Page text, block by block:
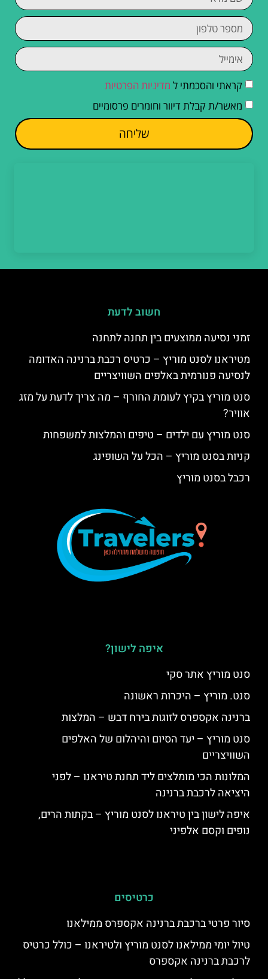
קראתי והסכמתי ל מדיניות הפרטיות
מאשר/ת קבלת דיוור וחומרים פרסומיים
שליחה
חשוב לדעת
זמני נסיעה ממוצעים בין תחנה לתחנה
מטיראנו לסנט מוריץ – כרטיס רכבת ברנינה האדומה
לנסיעה פנורמית באלפים השוויצריים
סנט מוריץ בקיץ לעומת החורף – מה צריך לדעת על מזג
אוויר?
סנט מוריץ עם ילדים – טיפים והמלצות למשפחות
קניות בסנט מוריץ – הכל על השופינג
רכבל בסנט מוריץ
איפה לישון?
סנט מוריץ אתר סקי
סנט. מוריץ – היכרות ראשונה
ברנינה אקספרס לזוגות בירח דבש – המלצות
סנט מוריץ – יעד הסיום והיהלום של האלפים
השוויצריים
המלונות הכי מומלצים ליד תחנת טיראנו – לפני
היציאה לרכבת ברנינה
איפה לישון בין טיראנו לסנט מוריץ – בקתות הרים,
נופים וקסם אלפיני
כרטיסים
סיור פרטי ברכבת ברנינה אקספרס ממילאנו
טיול יומי ממילאנו לסנט מוריץ ולטיראנו – כולל כרטיס
לרכבת ברנינה אקספרס